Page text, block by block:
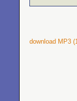
download MP3